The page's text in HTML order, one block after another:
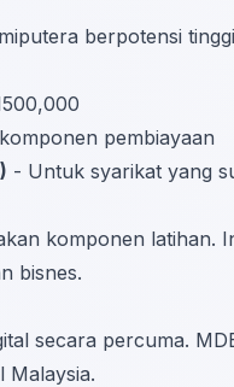
berpotensi
pembiayaan
- Untuk syarikat yang
komponen latihan.
bisnes.
secara percuma.
Malaysia.